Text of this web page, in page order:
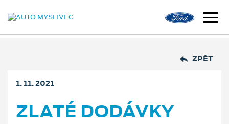
ZPĚT
1. 11. 2021
ZLATÉ DODÁVKY